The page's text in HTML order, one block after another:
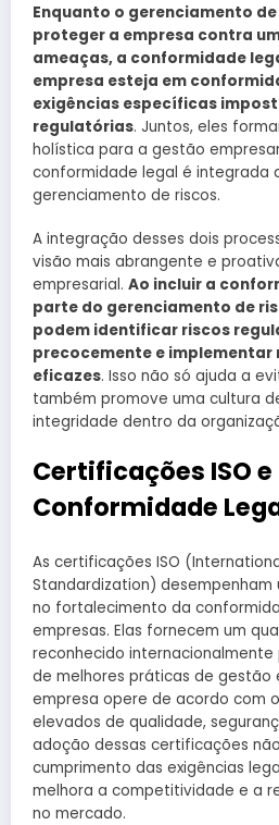
Enquanto o gerenciamento
proteger a empresa contra
ameaças, a conformidade
empresa esteja em
exigências específicas
regulatórias. Juntos, eles
holística para a gestão
conformidade legal é integrada
gerenciamento de riscos.
A integração desses dois
visão mais abrangente e
empresarial. Ao incluir a
parte do gerenciamento de
podem identificar riscos
precocemente e implementar
eficazes. Isso não só ajuda a
também promove uma cultura
integridade dentro da
Certificações ISO e
Conformidade
As certificações ISO
Standardization)
no fortalecimento da
empresas. Elas fornecem um
reconhecido
de melhores práticas de gestão
empresa opere de acordo com
elevados de qualidade,
adoção dessas certificações
cumprimento das exigências
melhora a competitividade e a
no mercado.